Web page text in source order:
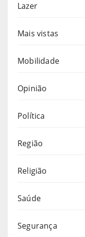
Lazer
Mais vistas
Mobilidade
Opinião
Política
Região
Religião
Saúde
Segurança